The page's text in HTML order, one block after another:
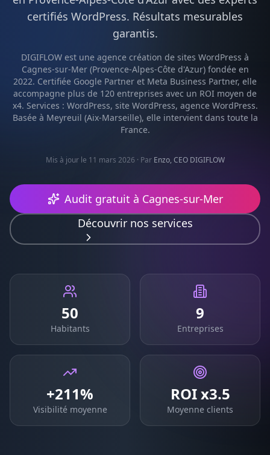
certifiés WordPress. Résultats mesurables
garantis.
DIGIFLOW est une agence création de sites WordPress à
Cagnes-sur-Mer(Provence-Alpes-Côte d'Azur) fondée en
2022. Certifiée Google Partner et Meta Business Partner, elle
accompagne plus de 120 entreprises avec un ROI moyen de
x4. Services : WordPress, site WordPress, agence WordPress.
Basée à Meyreuil (Aix-Marseille), elle intervient dans toute la
France.
Mis à jour le 11 mars 2026 · Par Enzo, CEO DIGIFLOW
Audit gratuit à Cagnes-sur-Mer
Découvrir nos services
50
Habitants
9
Entreprises
+211%
Visibilité moyenne
ROI x3.5
Moyenne clients